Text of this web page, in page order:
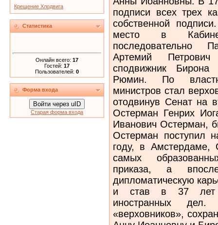
Крещение Хлодвига
Статистика
Онлайн всего: 17
Гостей: 17
Пользователей: 0
Форма входа
Войти через uID
Старая форма входа
подписи всех трех
собственной
место в
последовательно
Артемий
сподвижник Бирона
Рюмин. По
министров стал
отодвинув Сенат на
Остерман Генрих
Иванович Остерман,
Остерман поступил
году, в
самых
приказа, а
дипломатическую
и став в 37 лет
иностранных
«верховников»,